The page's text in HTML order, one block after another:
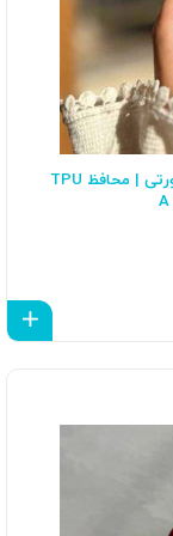
قاب گوشی Samsung Galaxy A55 طرح پلنگی صورتی | محافظ TPU